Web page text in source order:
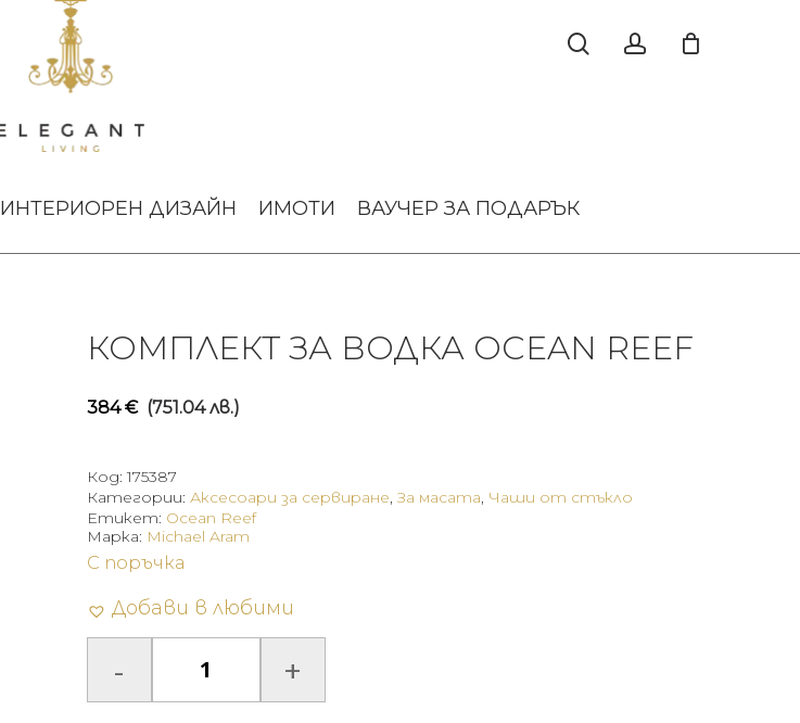
ИНТЕРИОРЕН ДИЗАЙН ИМОТИ ВАУЧЕР ЗА ПОДАРЪК
КОМПЛЕКТ ЗА ВОДКА OCEAN REEF
384€ (751.04 лв.)
Код:175387
Категории: Аксесоари за сервиране,За масата, Чаши от стъкло
Етикет: Ocean Reef
С поръчка
Добави в любими
Марка: Michael Aram